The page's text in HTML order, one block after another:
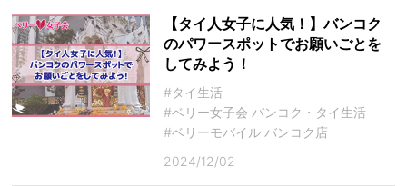
【タイ人女子に人気！】バンコク
のパワースポットでお願いごとを
してみよう！
#タイ生活
#ベリー女子会 バンコク・タイ生活
#ベリーモバイル バンコク店
2024/12/02